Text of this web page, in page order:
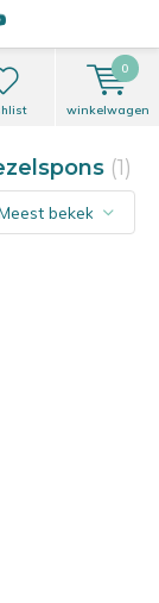
winkelwagen
0
(1)